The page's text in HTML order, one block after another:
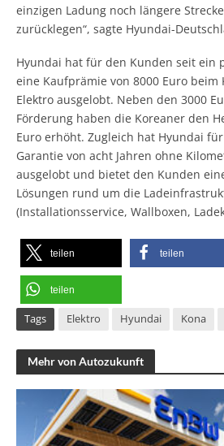
einzigen Ladung noch längere
zurücklegen“, sagte Hyundai-
Hyundai hat für den Kunden seit ein
eine Kaufprämie von 8000 Euro beim
Elektro ausgelobt. Neben den 3000
Förderung haben die Koreaner den
Euro erhöht. Zugleich hat Hyundai
Garantie von acht Jahren ohne
ausgelobt und bietet den Kunden
Lösungen rund um die
(Installationsservice, Wallboxen,
teilen teilen
teilen
Tags Elektro Hyundai Kona
Mehr von Autozukunft